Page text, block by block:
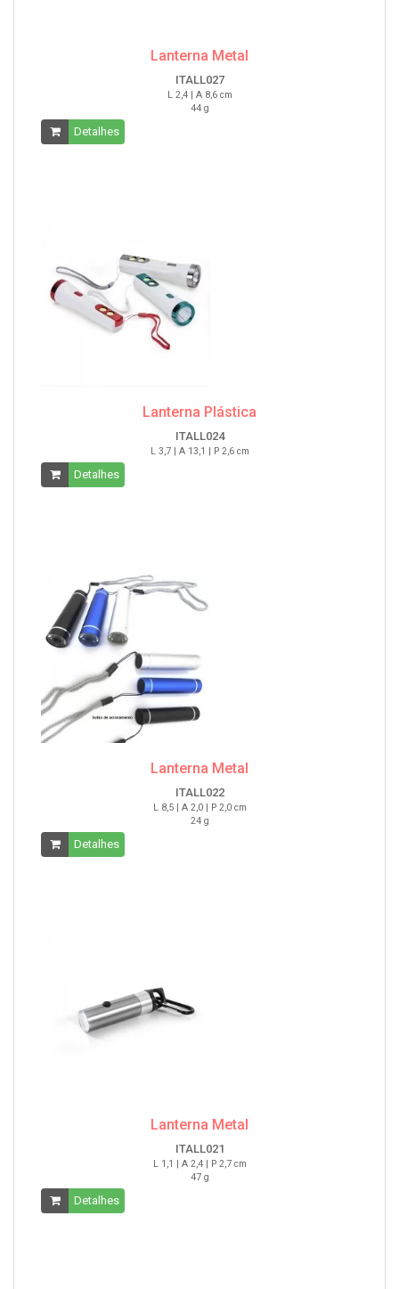
Lanterna Metal
ITALL027
L 2,4 | A 8,6 cm
44 g
Detalhes
Lanterna Plástica
ITALL024
L 3,7 | A 13,1 | P 2,6 cm
Detalhes
Lanterna Metal
ITALL022
L 8,5 | A 2,0 | P 2,0 cm
24 g
Detalhes
Lanterna Metal
ITALL021
L 1,1 | A 2,4 | P 2,7 cm
47 g
Detalhes